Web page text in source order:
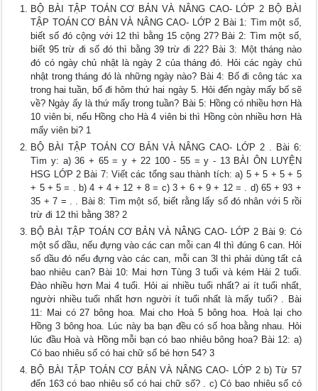
BỘ BÀI TẬP TOÁN CƠ BẢN VÀ NÂNG CAO- LỚP 2 BỘ BÀI
TẬP TOÁN CƠ BẢN VÀ NÂNG CAO- LỚP 2 Bài 1: Tìm một số,
biết số đó cộng với 12 thì bằng 15 cộng 27? Bài 2: Tìm một số,
biết 95 trừ đi số đó thì bằng 39 trừ đi 22? Bài 3: Một tháng nào
đó có ngày chủ nhật là ngày 2 của tháng đó. Hỏi các ngày chủ
nhật trong tháng đó là những ngày nào? Bài 4: Bố đi công tác xa
trong hai tuần, bố đi hôm thứ hai ngày 5. Hỏi đến ngày mấy bố sẽ
về? Ngày ấy là thứ mấy trong tuần? Bài 5: Hồng có nhiều hơn Hà
10 viên bi, nếu Hồng cho Hà 4 viên bi thì Hồng còn nhiều hơn Hà
mấy viên bi? 1
BỘ BÀI TẬP TOÁN CƠ BẢN VÀ NÂNG CAO- LỚP 2 . Bài 6:
Tìm y: a) 36 + 65 = y + 22 100 - 55 = y - 13 BÀI ÔN LUYỆN
HSG LỚP 2 Bài 7: Viết các tổng sau thành tích: a) 5 + 5 + 5 + 5
+ 5 + 5 = . b) 4 + 4 + 12 + 8 = c) 3 + 6 + 9 + 12 = . d) 65 + 93 +
35 + 7 = . . Bài 8: Tìm một số, biết rằng lấy số đó nhân với 5 rồi
trừ đi 12 thì bằng 38? 2
BỘ BÀI TẬP TOÁN CƠ BẢN VÀ NÂNG CAO- LỚP 2 Bài 9: Có
một số dầu, nếu đựng vào các can mỗi can 4l thì đúng 6 can. Hỏi
số dầu đó nếu đựng vào các can, mỗi can 3l thì phải dùng tất cả
bao nhiêu can? Bài 10: Mai hơn Tùng 3 tuổi và kém Hải 2 tuổi.
Đào nhiều hơn Mai 4 tuổi. Hỏi ai nhiều tuổi nhất? ai ít tuổi nhất,
người nhiều tuổi nhất hơn người ít tuổi nhất là mấy tuổi? . Bài
11: Mai có 27 bông hoa. Mai cho Hoà 5 bông hoa. Hoà lại cho
Hồng 3 bông hoa. Lúc này ba bạn đều có số hoa bằng nhau. Hỏi
lúc đầu Hoà và Hồng mỗi bạn có bao nhiêu bông hoa? Bài 12: a)
Có bao nhiêu số có hai chữ số bé hơn 54? 3
BỘ BÀI TẬP TOÁN CƠ BẢN VÀ NÂNG CAO- LỚP 2 b) Từ 57
đến 163 có bao nhiêu số có hai chữ số? . c) Có bao nhiêu số có